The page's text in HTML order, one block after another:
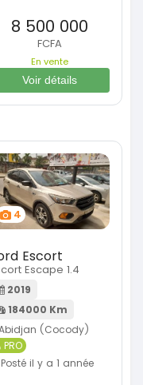
8 500 000
FCFA
En vente
Voir détails
4
Escort
Escape 1.4
2019
184000 Km
(Cocody)
PRO
il y a 1 année